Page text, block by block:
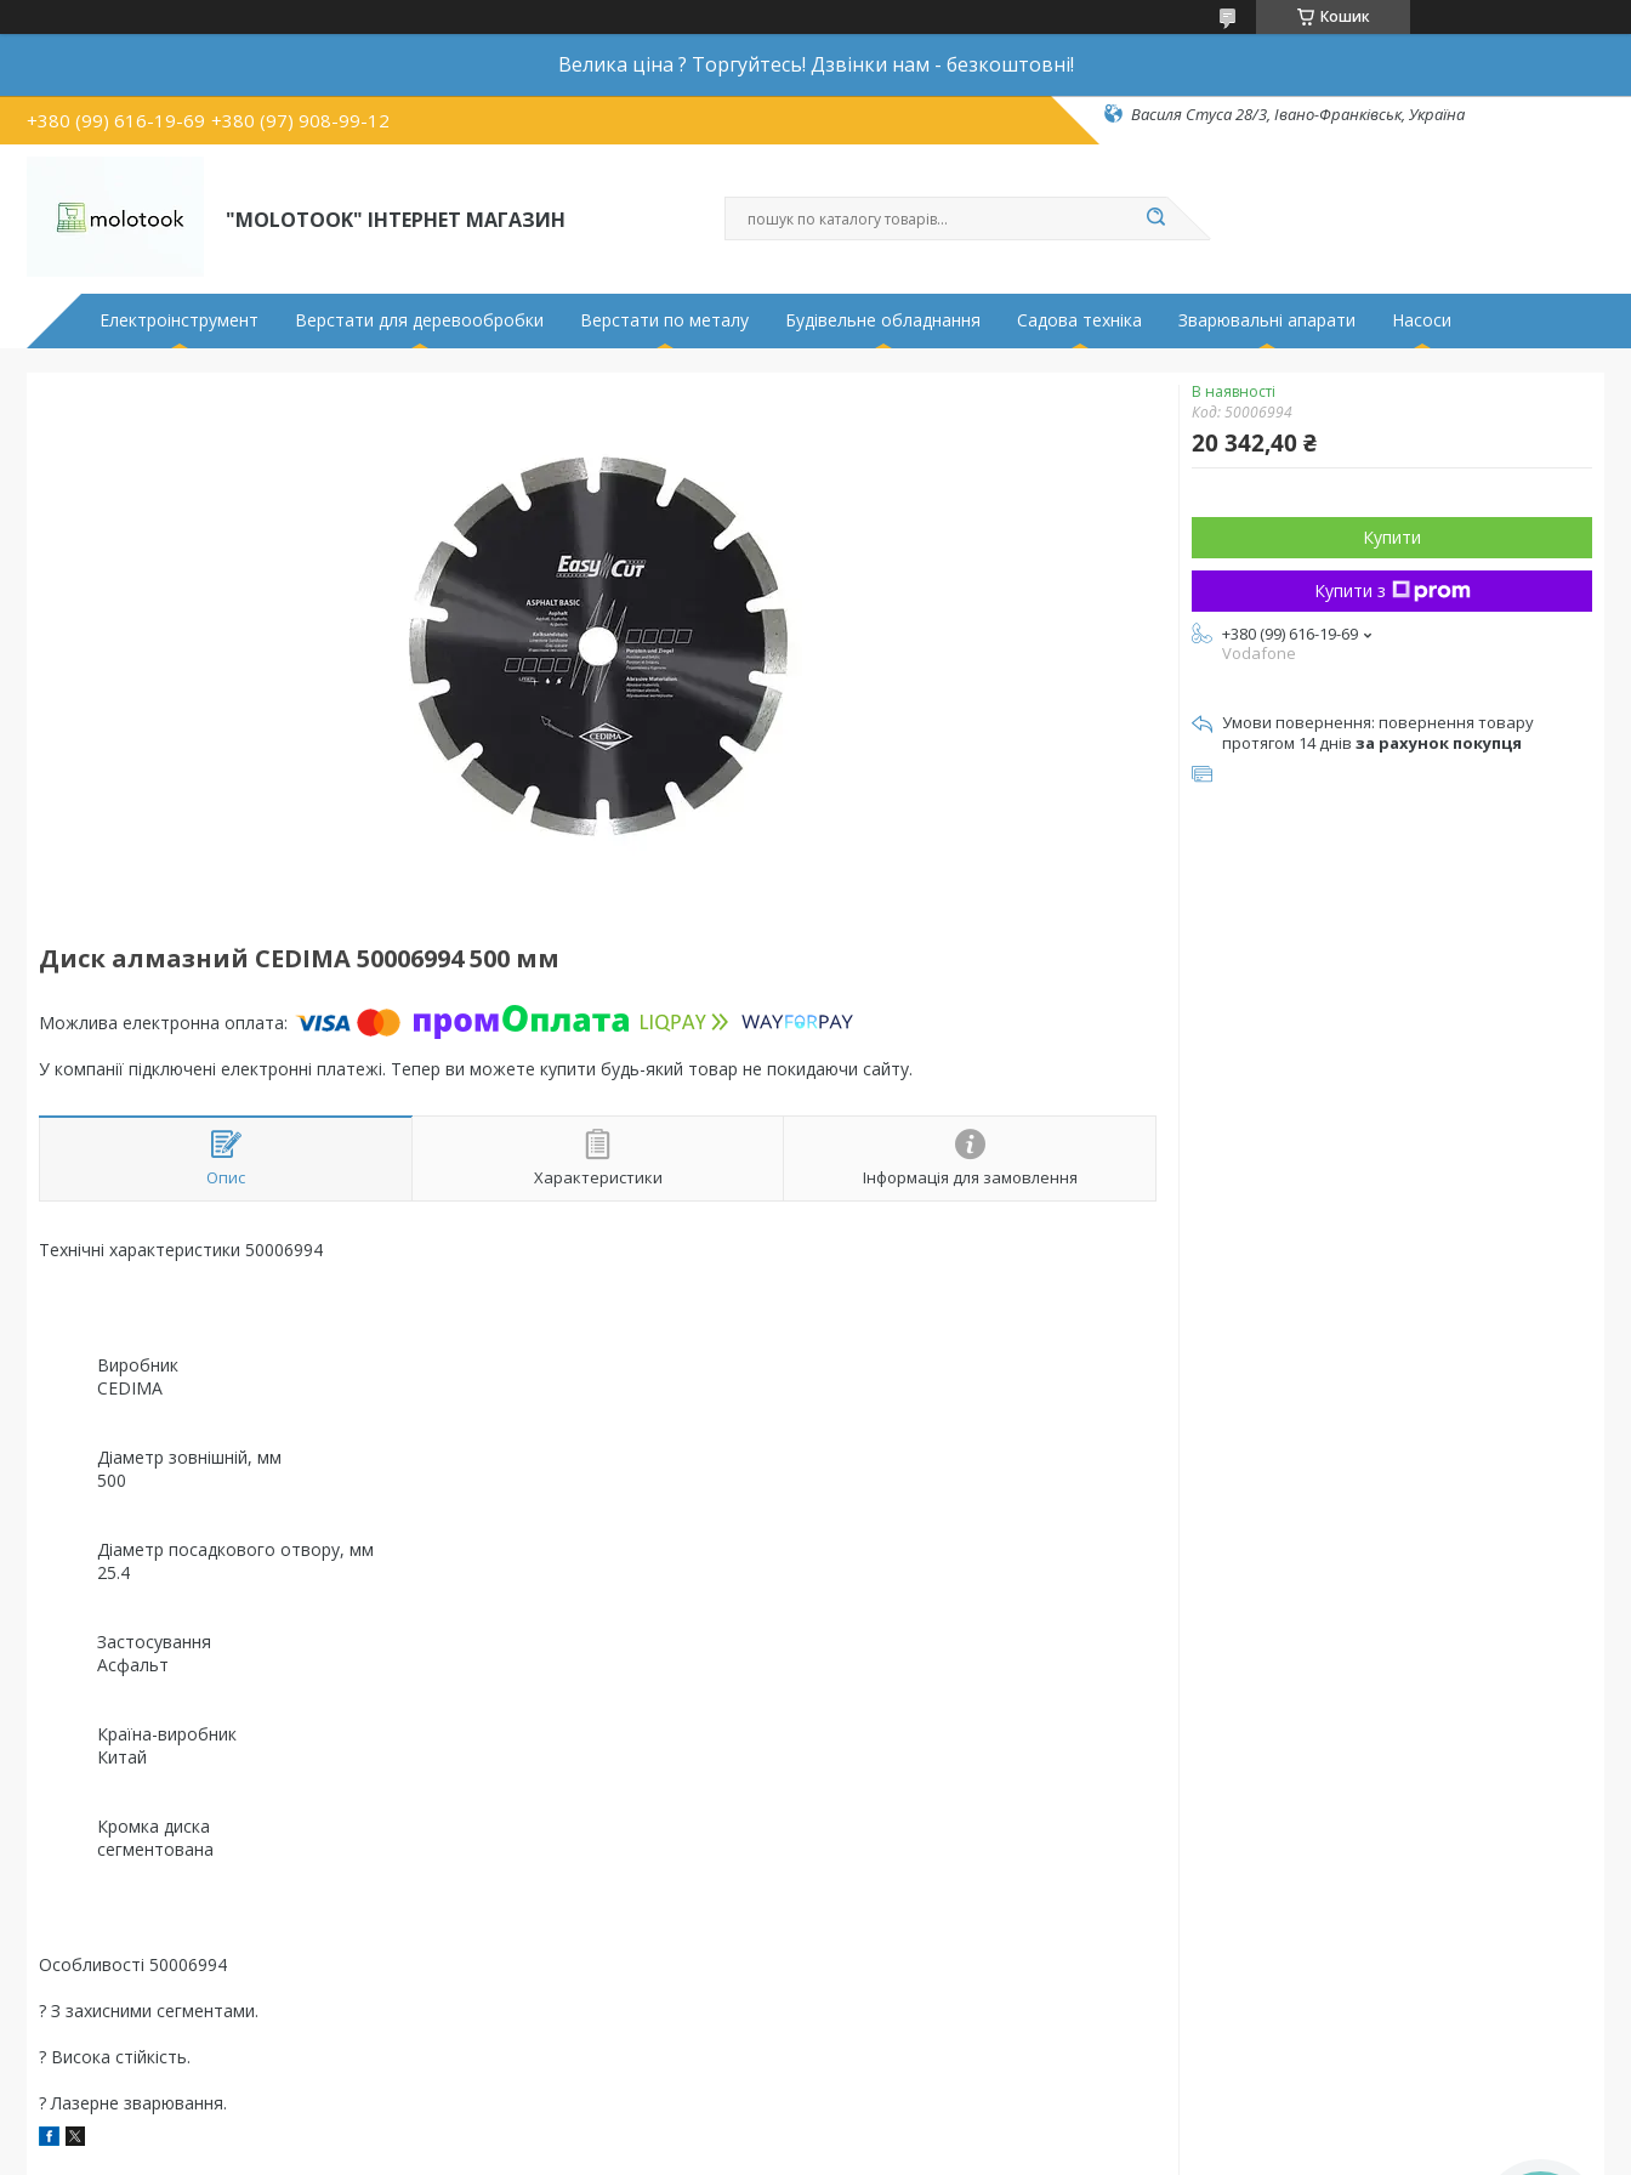
Кошик
Велика ціна ? Торгуйтесь! Дзвінки нам - безкоштовні!
+380 (99) 616-19-69 +380 (97) 908-99-12 Василя Стуса 28/3, Івано-Франківськ, Україна
"MOLOTOOK" ІНТЕРНЕТ МАГАЗИН
Електроінструмент Верстати для деревообробки Верстати по металу Будівельне обладнання Садова техніка Зварювальні апарати Насоси
Диск алмазний CEDIMA 50006994 500 мм
У компанії підключені електронні платежі. Тепер ви можете купити будь-який товар не покидаючи сайту.
Опис Характеристики Інформація для замовлення
Технічні характеристики 50006994
Виробник
CEDIMA
Діаметр зовнішній, мм
500
Діаметр посадкового отвору, мм
25.4
Застосування
Асфальт
Країна-виробник
Китай
Кромка диска
сегментована
Особливості 50006994
? З захисними сегментами.
? Висока стійкість.
? Лазерне зварювання.
В наявності
Код:50006994
20 342,40 ₴
Купити
Купити з
+380 (99) 616-19-69
Vodafone
повернення товару
протягом 14 днів за рахунок покупця